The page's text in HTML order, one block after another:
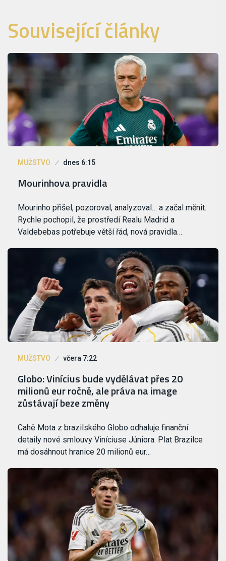
Související články
MUŽSTVO dnes 6:15
Mourinhova pravidla
Mourinho přišel, pozoroval, analyzoval… a začal měnit.
Rychle pochopil, že prostředí Realu Madrid a
Valdebebas potřebuje větší řád, nová pravidla…
MUŽSTVO včera 7:22
Globo: Vinícius bude vydělávat přes 20
milionů eur ročně, ale práva na image
zůstávají beze změny
Cahê Mota z brazilského Globo odhaluje finanční
detaily nové smlouvy Viníciuse Júniora. Plat Brazilce
má dosáhnout hranice 20 milionů eur…